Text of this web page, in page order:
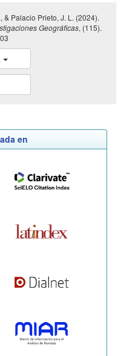
& Palacio Prieto, J. L. (2024).
Geográficas, (115).
en